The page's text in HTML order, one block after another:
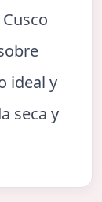
ideal y
seca y